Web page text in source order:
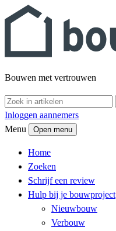
Bouwen met vertrouwen
Inloggen aannemers
Menu
Open menu
Home
Zoeken
Schrijf een review
Hulp bij je bouwproject
Nieuwbouw
Verbouw